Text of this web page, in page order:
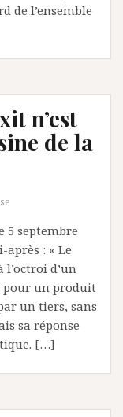
de l’ensemble
n’est
de la
5 septembre
: « Le
l’octroi d’un
pour un produit
un tiers, sans
sa réponse
[…]